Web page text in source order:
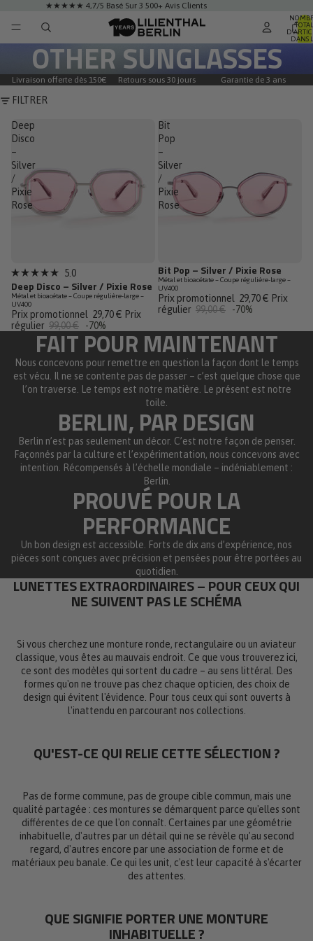
★★★★★ 4,7/5 Basé Sur 3 500+ Avis Clients
TOTAL
DANS
OTHER SUNGLASSES
Livraison offerte dès 150€ Retours sous 30 jours Garantie de 3 ans
FILTRER
Deep
Disco
–
Silver
/
Pixie
Rose
Promotion
Dernière
5.0
sur
5
étoiles
5.0
Deep Disco – Silver / Pixie Rose
Métal et bioacétate – Coupe régulière-large –
UV400
Prix promotionnel 29,70 € Prix
régulier 99,00 € -70%
Bit
Pop
–
Silver
/
Pixie
Rose
Promotion
Dernière
Bit Pop – Silver / Pixie Rose
Métal et bioacétate – Coupe régulière-large –
UV400
Prix promotionnel 29,70 € Prix
régulier 99,00 € -70%
FAIT POUR MAINTENANT
Nous concevons pour remettre en question la façon dont le temps
est vécu. Il ne se contente pas de passer – c’est quelque chose que
l’on traverse. Le temps est notre matière. Le présent est notre
toile.
BERLIN, PAR DESIGN
Berlin n’est pas seulement un décor. C’est notre façon de penser.
Façonnés par la culture et l’expérimentation, nous concevons avec
intention. Récompensés à l’échelle mondiale – indéniablement :
Berlin.
PROUVÉ POUR LA
PERFORMANCE
Un bon design est accessible. Forts de dix ans d’expérience, nos
pièces sont conçues avec précision et pensées pour être portées au
quotidien.
LUNETTES EXTRAORDINAIRES – POUR CEUX QUI
NE SUIVENT PAS LE SCHÉMA
Si vous cherchez une monture ronde, rectangulaire ou un aviateur
classique, vous êtes au mauvais endroit. Ce que vous trouverez ici,
ce sont des modèles qui sortent du cadre – au sens littéral. Des
formes qu'on ne trouve pas chez chaque opticien, des choix de
design qui évitent l'évidence. Pour tous ceux qui sont ouverts à
l'inattendu en parcourant nos collections.
QU'EST-CE QUI RELIE CETTE SÉLECTION ?
Pas de forme commune, pas de groupe cible commun, mais une
qualité partagée : ces montures se démarquent parce qu'elles sont
différentes de ce que l'on connaît. Certaines par une géométrie
inhabituelle, d'autres par un détail qui ne se révèle qu'au second
regard, d'autres encore par une association de forme et de
matériaux peu banale. Ce qui les unit, c'est leur capacité à s'écarter
des attentes.
QUE SIGNIFIE PORTER UNE MONTURE
INHABITUELLE ?